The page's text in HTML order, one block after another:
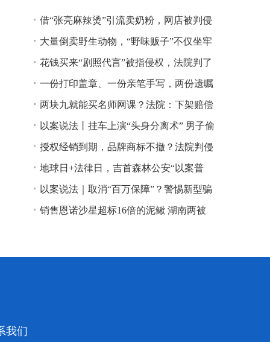
借“张亮麻辣烫”引流卖奶粉，网店被判侵
权！
大量倒卖野生动物，“野味贩子”不仅坐牢
还得赔钱
花钱买来“剧照代言”被指侵权，法院判了
一份打印盖章、一份亲笔手写，两份遗嘱
谁说了算？
两块九就能买名师网课？法院：下架赔偿
以案说法丨挂车上演“头身分离术” 男子偷
逃高速通行费获刑
授权经销到期，品牌商标不撤？法院判侵
权！
地球日+法律日，吉首森林公安“以案普
法”
以案说法｜取消“百万保障”？警惕新型骗
局！
销售恩诺沙星超标16倍的泥鳅 湖南两被
我们